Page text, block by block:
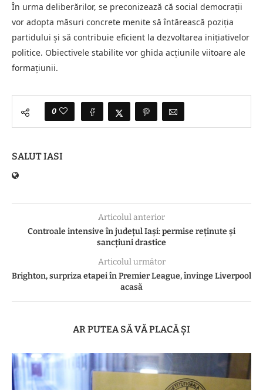
În urma deliberărilor, se preconizează că social democrații
vor adopta măsuri concrete menite să întărească poziţia
partidului şi să contribuie eficient la dezvoltarea iniţiativelor
politice. Obiectivele stabilite vor ghida acţiunile viitoare ale
formațiunii.
0
SALUT IASI
Articolul anterior
Controale intensive în județul Iași: permise reținute și
sancțiuni drastice
Articolul următor
Brighton, surpriza etapei în Premier League, învinge Liverpool
acasă
AR PUTEA SĂ VĂ PLACĂ ȘI